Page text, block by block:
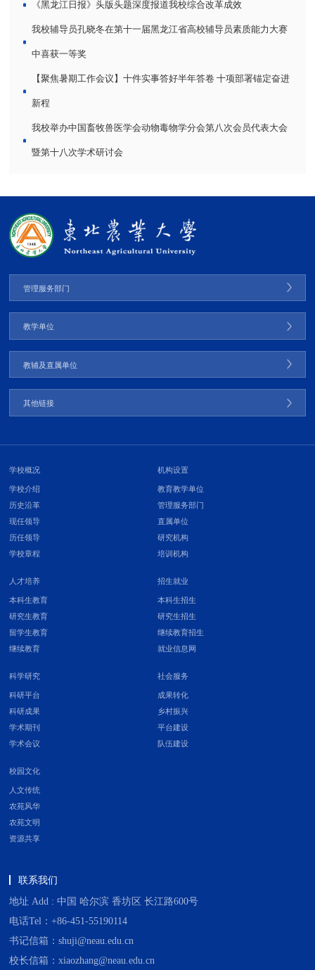
《黑龙江日报》头版头题深度报道我校综合改革成效
我校辅导员孔晓冬在第十一届黑龙江省高校辅导员素质能力大赛
中喜获一等奖
【聚焦暑期工作会议】十件实事答好半年答卷 十项部署锚定奋进
新程
我校举办中国畜牧兽医学会动物毒物学分会第八次会员代表大会
暨第十八次学术研讨会
管理服务部门
教学单位
教辅及直属单位
其他链接
学校概况
学校介绍
历史沿革
现任领导
历任领导
学校章程
机构设置
教育教学单位
管理服务部门
直属单位
研究机构
培训机构
人才培养
本科生教育
研究生教育
留学生教育
继续教育
招生就业
本科生招生
研究生招生
继续教育招生
就业信息网
科学研究
科研平台
科研成果
学术期刊
学术会议
社会服务
成果转化
乡村振兴
平台建设
队伍建设
校园文化
人文传统
农苑风华
农苑文明
资源共享
联系我们
地址 Add : 中国 哈尔滨 香坊区 长江路600号
电话Tel：+86-451-55190114
书记信箱：shuji@neau.edu.cn
校长信箱：xiaozhang@neau.edu.cn